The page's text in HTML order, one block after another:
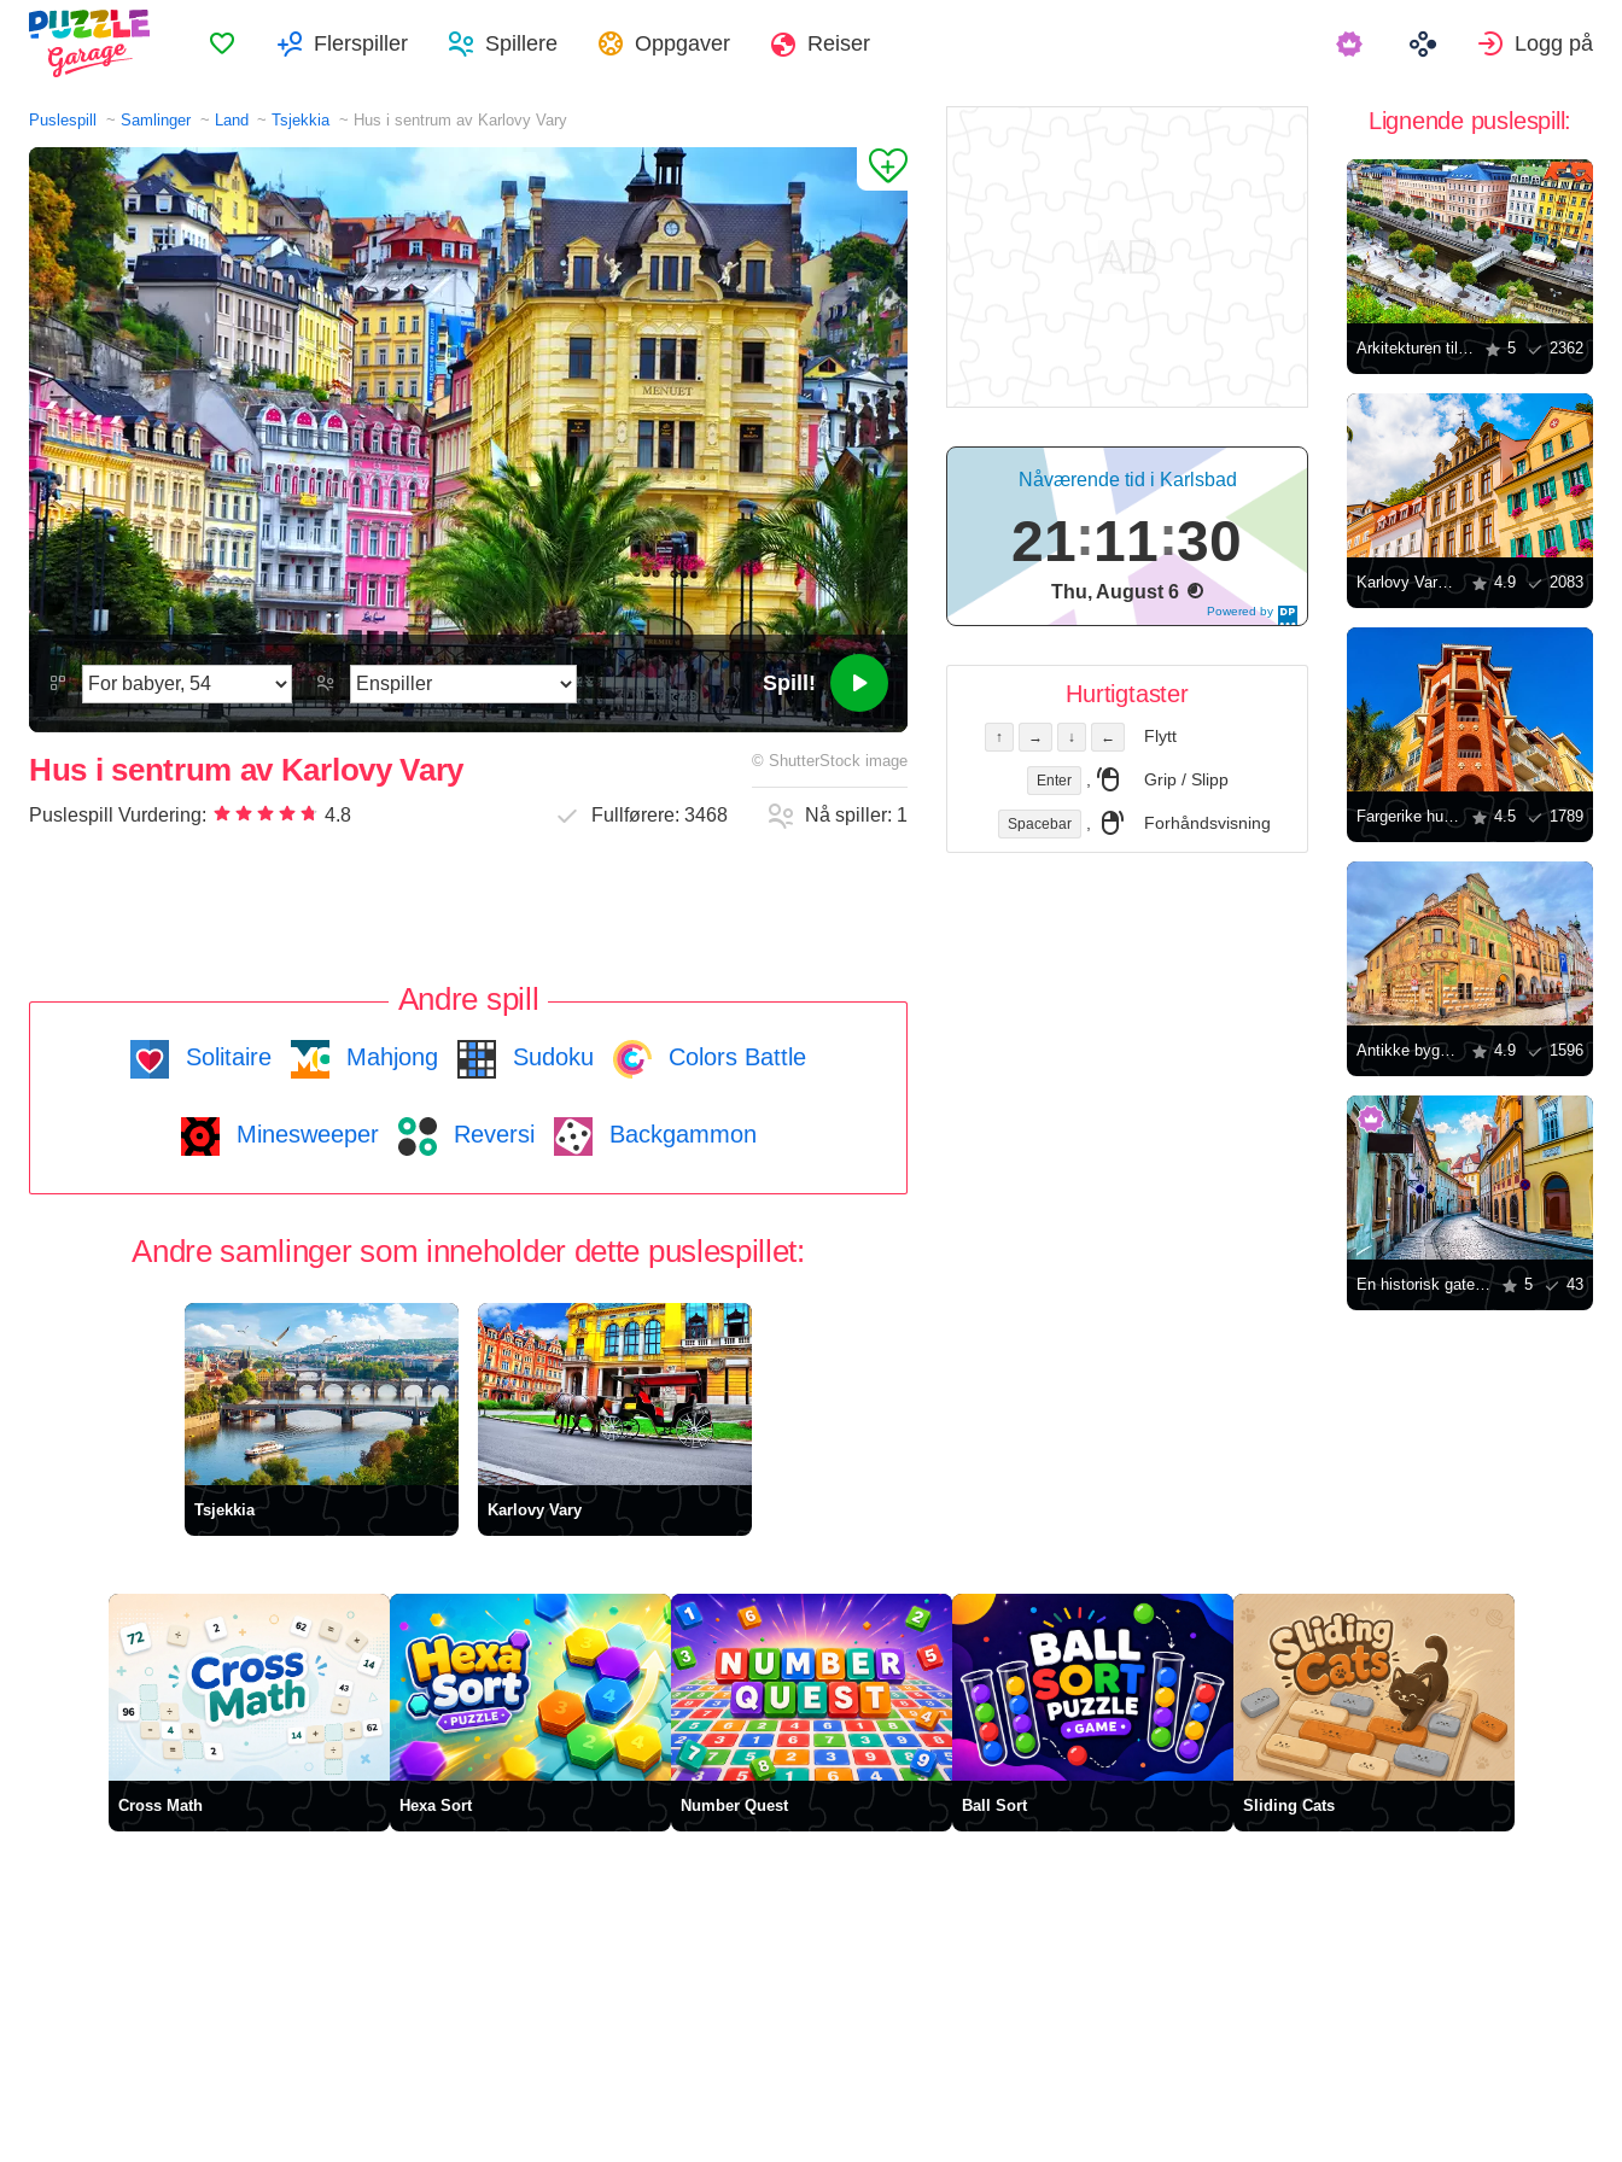
FavoritterFlerspiller Spillere Oppgaver Reiser Logg på
Puslespill Samlinger Land Tsjekkia Hus i sentrum av Karlovy Vary
Spill!
Hus i sentrum av Karlovy Vary © ShutterStock image
Puslespill Vurdering: 4.8 Fullførere:3468 Nå spiller: 1
Andre spill
Solitaire Mahjong Sudoku Colors Battle
Minesweeper Reversi Backgammon
Andre samlinger som inneholder dette puslespillet:
Tsjekkia Karlovy Vary
Powered by
DaysPedia.c
Nåværende tid i Karlsbad
21 11 30
Thu, August 6
Hurtigtaster
↑ → ↓ ← Flytt
Enter Grip / Slipp
Spacebar Forhåndsvisning
Lignende puslespill:
Arkitekturen til husene i Karlovy Vary 5 2362
Karlovy Vary arkitektur 4.9 2083
Fargerike hus i Napoli 4.5 1789
Antikke bygninger i byen Telc 4.9 1596
En historisk gate i Praha 5 43
Cross Math Hexa Sort Number Quest Ball Sort Sliding Cats